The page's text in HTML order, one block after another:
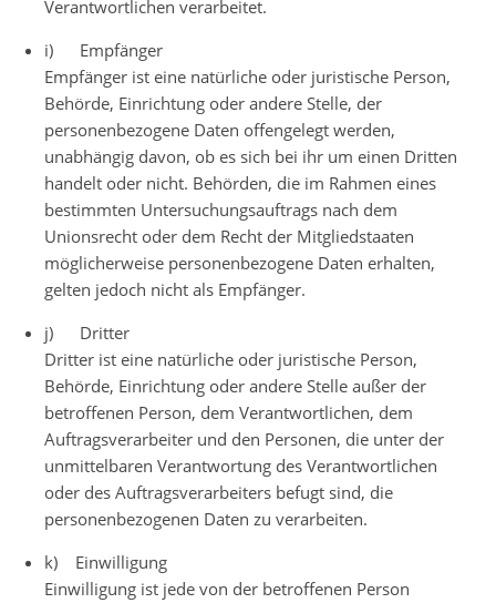
Verantwortlichen verarbeitet.
i) Empfänger
Empfänger ist eine natürliche oder juristische Person,
Behörde, Einrichtung oder andere Stelle, der
personenbezogene Daten offengelegt werden,
unabhängig davon, ob es sich bei ihr um einen Dritten
handelt oder nicht. Behörden, die im Rahmen eines
bestimmten Untersuchungsauftrags nach dem
Unionsrecht oder dem Recht der Mitgliedstaaten
möglicherweise personenbezogene Daten erhalten,
gelten jedoch nicht als Empfänger.
j) Dritter
Dritter ist eine natürliche oder juristische Person,
Behörde, Einrichtung oder andere Stelle außer der
betroffenen Person, dem Verantwortlichen, dem
Auftragsverarbeiter und den Personen, die unter der
unmittelbaren Verantwortung des Verantwortlichen
oder des Auftragsverarbeiters befugt sind, die
personenbezogenen Daten zu verarbeiten.
k) Einwilligung
Einwilligung ist jede von der betroffenen Person